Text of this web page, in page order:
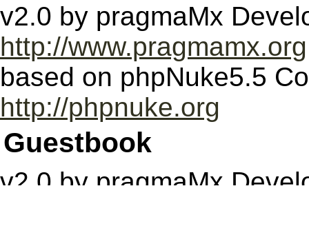
v2.0 by pragmaMx
http://www.pragmamx.org
based on phpNuke5.5
http://phpnuke.org
Guestbook
v2.0 by pragmaMx